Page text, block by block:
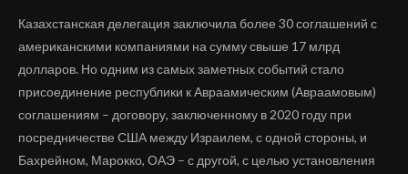
Казахстанская делегация заключила более 30 соглашений с
американскими компаниями на сумму свыше 17 млрд
долларов. Но одним из самых заметных событий стало
присоединение республики к Авраамическим (Авраамовым)
соглашениям – договору, заключенному в 2020 году при
посредничестве США между Израилем, с одной стороны, и
Бахрейном, Марокко, ОАЭ – с другой, с целью установления